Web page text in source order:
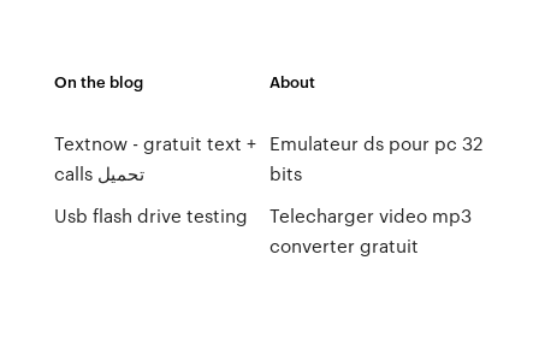
On the blog
Textnow - gratuit text +
calls تحميل
Usb flash drive testing
About
Emulateur ds pour pc 32
bits
Telecharger video mp3
converter gratuit